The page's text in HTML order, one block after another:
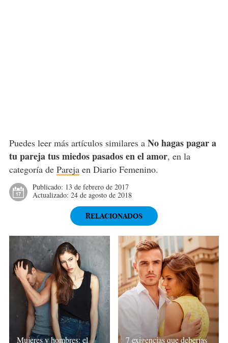
Puedes leer más artículos similares a No hagas pagar a
tu pareja tus miedos pasados en el amor, en la
categoría de Parejaen Diario Femenino.
Publicado: 13 de febrero de 2017
Actualizado: 24 de agosto de 2018
RELACIONADOS
Mujeres y hombres: el 7 exigencias que deberías